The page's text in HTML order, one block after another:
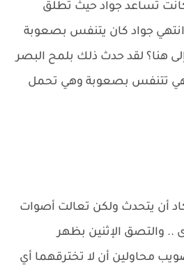
تساعد جواد حيث تطلق
انتهي جواد كان يتنفس بصعوبة
هنا؟ لقد حدث ذلك بلمح البصر
تتنفس بصعوبة وهي تحمل
أن يتحدث ولكن تعالت أصوات
.. والتصق الإثنين بظهر
محاولين أن لا تخترقهما أي